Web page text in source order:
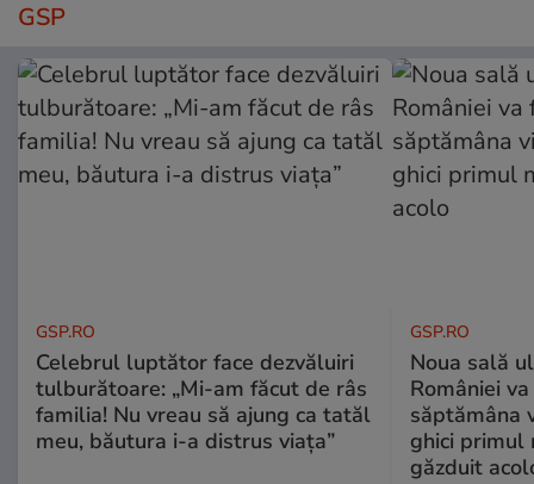
GSP
GSP.RO
Celebrul luptător face dezvăluiri
tulburătoare: „Mi-am făcut de râs
familia! Nu vreau să ajung ca tatăl
meu, băutura i-a distrus viața”
GSP.RO
Noua sală
României
săptămâna
ghici primul
găzduit